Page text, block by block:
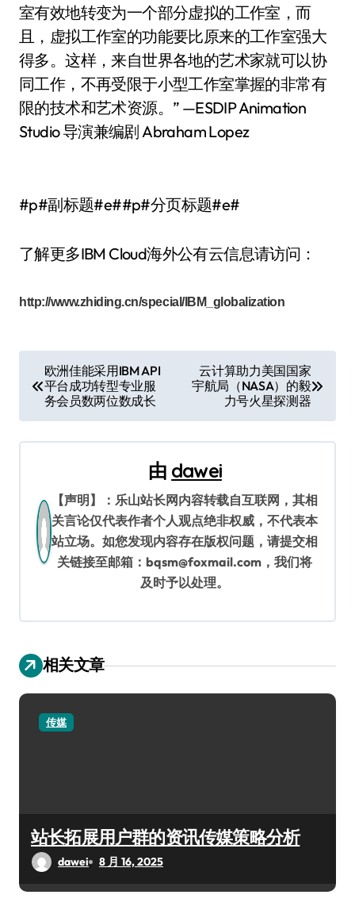
室有效地转变为一个部分虚拟的工作室，而
且，虚拟工作室的功能要比原来的工作室强大
得多。这样，来自世界各地的艺术家就可以协
同工作，不再受限于小型工作室掌握的非常有
限的技术和艺术资源。” —ESDIP Animation
Studio 导演兼编剧 Abraham Lopez
#p#副标题#e##p#分页标题#e#
了解更多IBM Cloud海外公有云信息请访问：
http://www.zhiding.cn/special/IBM_globalization
章
导
欧洲佳能采用IBM API
平台成功转型专业服
务会员数两位数成长
云计算助力美国国家
宇航局（NASA）的毅
力号火星探测器
由 dawei
【声明】：乐山站长网内容转载自互联网，其相
关言论仅代表作者个人观点绝非权威，不代表本
站立场。如您发现内容存在版权问题，请提交相
关链接至邮箱：bqsm@foxmail.com，我们将
及时予以处理。
相关文章
传媒
站长拓展用户群的资讯传媒策略分析
dawei 8 月 16, 2025